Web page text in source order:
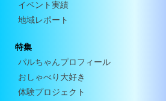
イベント実績
地域レポート
特集
パルちゃんプロフィール
おしゃべり大好き
体験プロジェクト